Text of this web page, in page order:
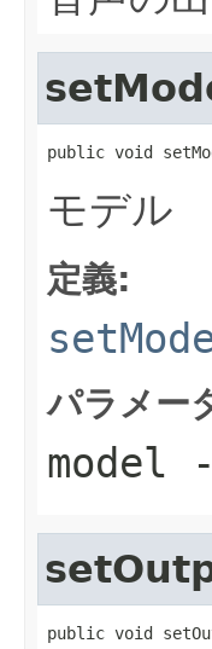
public void
モデル
定義:
パラメー
model
public void